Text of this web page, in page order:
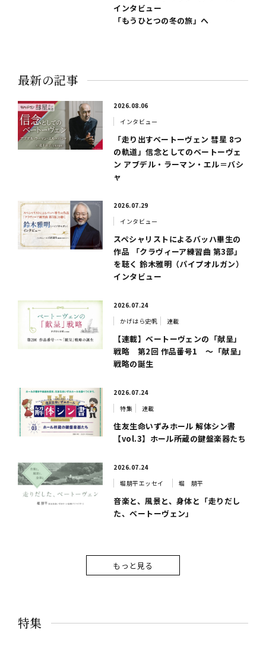
インタビュー
「もうひとつの冬の旅」へ
最新の記事
2026.08.06
インタビュー
「走り出すベートーヴェン 彗星 8つ
の軌道」信念としてのベートーヴェ
ン アブデル・ラーマン・エル＝バシ
ャ
2026.07.29
インタビュー
スペシャリストによるバッハ畢生の
作品 「クラヴィーア練習曲 第3部」
を聴く 鈴木雅明（パイプオルガン）
インタビュー
2026.07.24
かげはら史帆
連載
【連載】ベートーヴェンの「献呈」
戦略 第2回 作品番号1 ～「献呈」
戦略の誕生
2026.07.24
特集
連載
住友生命いずみホール 解体シン書
【vol.3】ホール所蔵の鍵盤楽器たち
2026.07.24
堀朋平エッセイ
堀 朋平
音楽と、風景と、身体と「走りだし
た、ベートーヴェン」
もっと見る
特集